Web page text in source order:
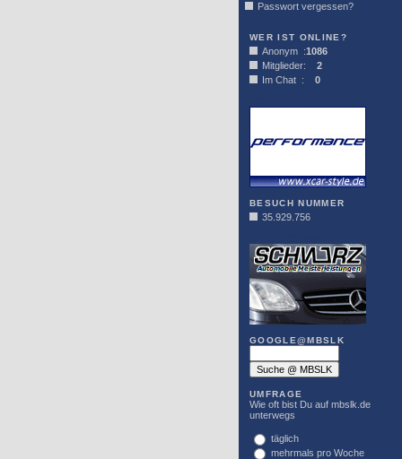
Passwort vergessen?
WER IST ONLINE?
Anonym :1086
Mitglieder: 2
Im Chat : 0
BESUCH NUMMER
35.929.756
GOOGLE@MBSLK
UMFRAGE
Wie oft bist Du auf mbslk.de
unterwegs
täglich
mehrmals pro Woche